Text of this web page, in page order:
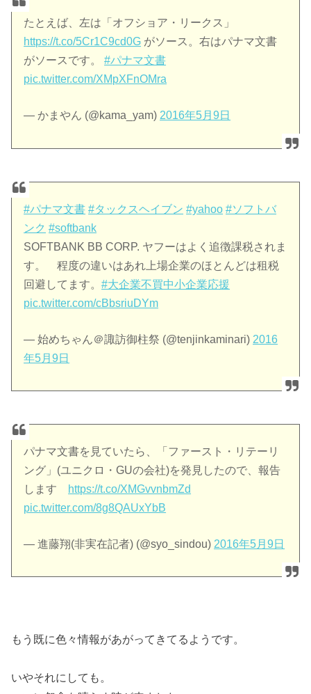
たとえば、左は「オフショア・リークス」
https://t.co/5Cr1C9cd0G がソース。右はパナマ文書
がソースです。#パナマ文書
pic.twitter.com/XMpXFnOMra
— かまやん (@kama_yam)2016年5月9日
#パナマ文書 #タックスヘイブン #yahoo #ソフトバ
ンク #softbank
SOFTBANK BB CORP. ヤフーはよく追徴課税されま
す。 程度の違いはあれ上場企業のほとんどは租税
回避してます。#大企業不買中小企業応援
pic.twitter.com/cBbsriuDYm
— 始めちゃん＠諏訪御柱祭 (@tenjinkaminari) 2016
年5月9日
パナマ文書を見ていたら、「ファースト・リテーリ
ング」(ユニクロ・GUの会社)を発見したので、報告
します
https://t.co/XMGvvnbmZd
pic.twitter.com/8g8QAUxYbB
— 進藤翔(非実在記者) (@syo_sindou) 2016年5月9日
もう既に色々情報があがってきてるようです。
いやそれにしても。